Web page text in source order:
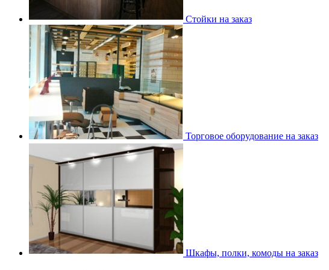
Стойки на заказ
Торговое оборудование на заказ
Шкафы, полки, комоды на заказ